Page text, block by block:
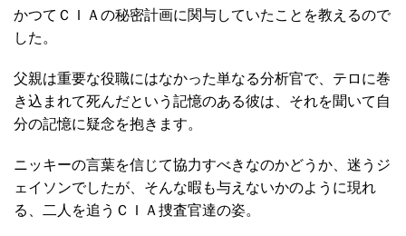
かつてＣＩＡの秘密計画に関与していたことを教えるので
した。
父親は重要な役職にはなかった単なる分析官で、テロに巻
き込まれて死んだという記憶のある彼は、それを聞いて自
分の記憶に疑念を抱きます。
ニッキーの言葉を信じて協力すべきなのかどうか、迷うジ
ェイソンでしたが、そんな暇も与えないかのように現れ
る、二人を追うＣＩＡ捜査官達の姿。